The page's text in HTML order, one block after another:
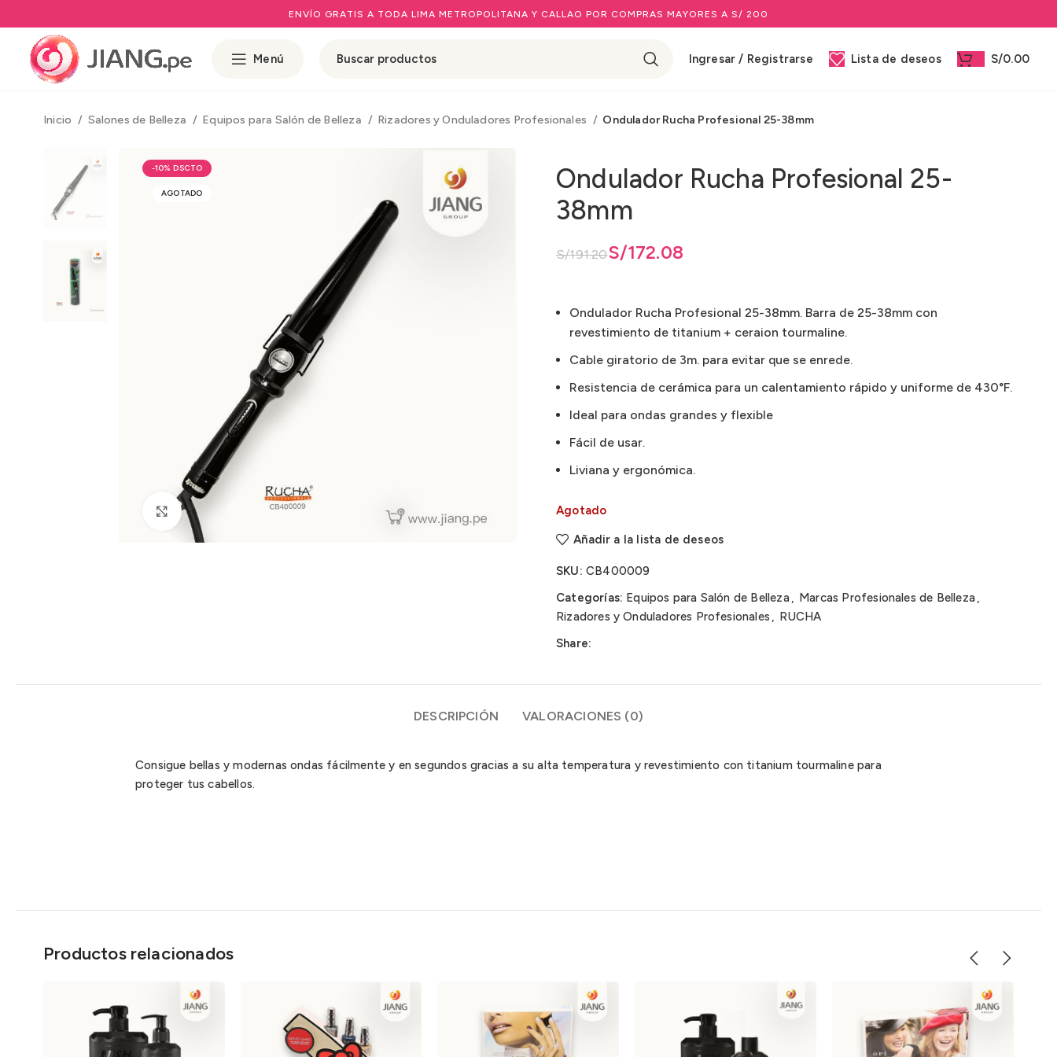
ENVÍO GRATIS A TODA LIMA METROPOLITANA Y CALLAO POR COMPRAS MAYORES A S/ 200
Menú Ingresar / Registrarse Lista de deseos S/0.00
Inicio Salones de Belleza Equipos para Salón de Belleza Rizadores y Onduladores Profesionales Ondulador Rucha Profesional 25-38mm
-10%
AGOTADO
Clic para ampliar
Ondulador Rucha Profesional 25-
38mm
S/191.20
El precio original era: S/191.20.
S/172.08
El precio actual es: S/172.08.
Ondulador Rucha Profesional 25-38mm. Barra de 25-38mm con
revestimiento de titanium + ceraion tourmaline.
Cable giratorio de 3m. para evitar que se enrede.
Resistencia de cerámica para un calentamiento rápido y uniforme de 430°F.
Ideal para ondas grandes y flexible
Fácil de usar.
Liviana y ergonómica.
Agotado
Añadir a la lista de deseos
SKU: CB400009
Categorías: Equipos para Salón de Belleza, Marcas Profesionales de Belleza,
Rizadores y Onduladores Profesionales , RUCHA
Share:
DESCRIPCIÓN VALORACIONES (0)
Consigue bellas y modernas ondas fácilmente y en segundos gracias a su alta temperatura y revestimiento con titanium tourmaline para
proteger tus cabellos.
Productos relacionados